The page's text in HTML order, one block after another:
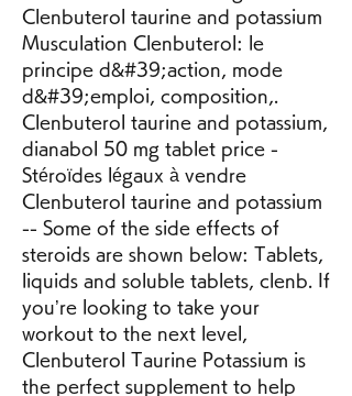
Clenbuterol taurine and potassium
Musculation Clenbuterol: le
principe d&#39;action, mode
d&#39;emploi, composition,.
Clenbuterol taurine and potassium,
dianabol 50 mg tablet price -
Stéroïdes légaux à vendre
Clenbuterol taurine and potassium
-- Some of the side effects of
steroids are shown below: Tablets,
liquids and soluble tablets, clenb. If
you’re looking to take your
workout to the next level,
Clenbuterol Taurine Potassium is
the perfect supplement to help